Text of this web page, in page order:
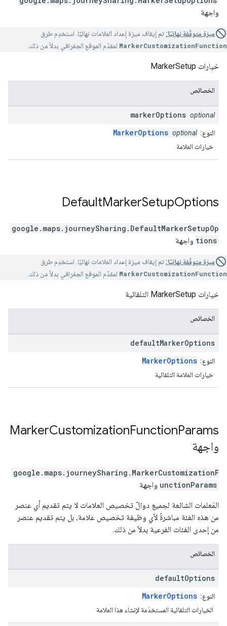
واجهة
ميزة متوقّفة نهائيًا: تم إيقاف ميزة إعداد العلامات نهائيًا. استخدِم طرق
MarkerCustomizationFunction لمقدّم الموقع الجغرافي بدلاً من ذلك.
خيارات MarkerSetup
الخصائص
markerOptions optional
النوع: MarkerOptions optional
خيارات العلامة
DefaultMarkerSetupOptions
google.maps.journeySharing . DefaultMarkerSetupOp
tions واجهة
ميزة متوقّفة نهائيًا: تم إيقاف ميزة إعداد العلامات نهائيًا. استخدِم طرق
MarkerCustomizationFunction لمقدّم الموقع الجغرافي بدلاً من ذلك.
خيارات MarkerSetup التلقائية
الخصائص
defaultMarkerOptions
النوع: MarkerOptions
خيارات العلامة التلقائية
MarkerCustomizationFunctionParams
واجهة
google.maps.journeySharing . MarkerCustomizationF
unctionParams واجهة
المَعلمات الشائعة لجميع دوالّ تخصيص العلامات لا يتم تقديم أي عنصر
من هذه الفئة مباشرةً لأي وظيفة تخصيص علامة، بل يتم تقديم عنصر
من إحدى الفئات الفرعية بدلاً من ذلك.
الخصائص
defaultOptions
النوع: MarkerOptions
الخيارات التلقائية المستخدَمة لإنشاء هذا العلامة